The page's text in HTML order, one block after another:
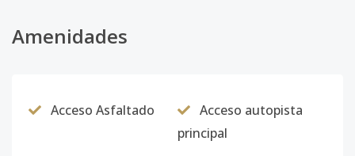
Amenidades
Acceso Asfaltado
Acceso autopista
principal